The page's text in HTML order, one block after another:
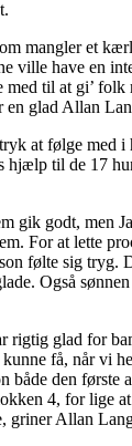
mangler et
ville have en
til at gi’ folk
glad Allan
at følge med i
hjælp til de 17
gik godt, men
For at lette
følte sig tryg.
Også
rigtig glad for
kunne få, når vi
både den første
4, for lige
griner Allan